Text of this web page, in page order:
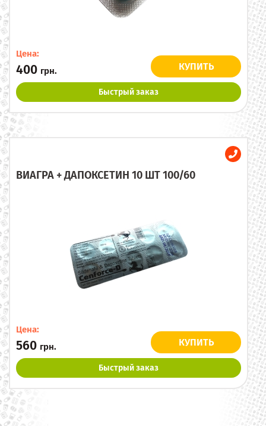
Цена:
400 грн. КУПИТЬ
Быстрый заказ
ВИАГРА + ДАПОКСЕТИН 10 ШТ 100/60
Цена:
560 грн. КУПИТЬ
Быстрый заказ